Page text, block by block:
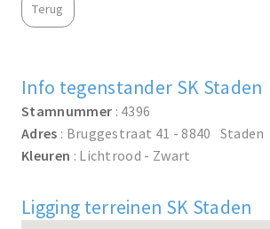
Terug
Info tegenstander SK Staden
Stamnummer : 4396
Adres : Bruggestraat 41 - 8840 Staden
Kleuren : Lichtrood - Zwart
Ligging terreinen SK Staden